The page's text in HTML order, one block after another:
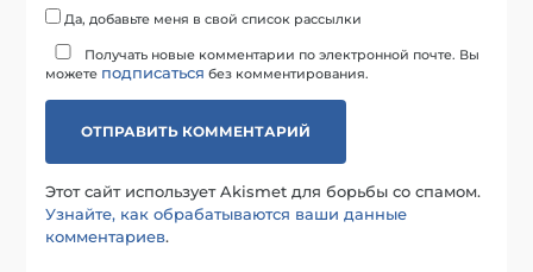
Да, добавьте меня в свой список рассылки
Получать новые комментарии по электронной почте. Вы
можете подписаться без комментирования.
Этот сайт использует Akismet для борьбы со спамом.
Узнайте, как обрабатываются ваши данные
комментариев.